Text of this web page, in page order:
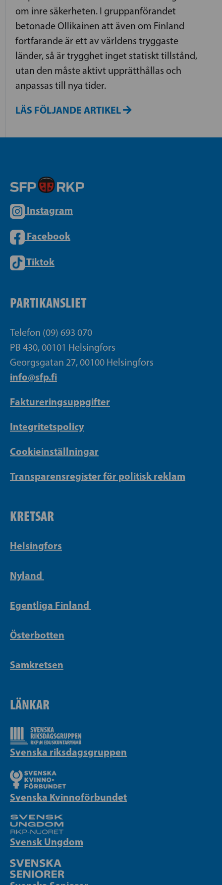
om inre säkerheten. I gruppanförandet
betonade Ollikainen att även om Finland
fortfarande är ett av världens tryggaste
länder, så är trygghet inget statiskt tillstånd,
utan den måste aktivt upprätthållas och
anpassas till nya tider.
LÄS FÖLJANDE ARTIKEL
Instagram
Facebook
Tiktok
PARTIKANSLIET
Telefon (09) 693 070
PB 430, 00101 Helsingfors
Georgsgatan 27, 00100 Helsingfors
info@sfp.fi
Faktureringsuppgifter
Integritetspolicy
Cookieinställningar
Transparensregister för politisk reklam
KRETSAR
Helsingfors
Nyland
Egentliga Finland
Österbotten
Samkretsen
LÄNKAR
Svenska riksdagsgruppen
Svenska Kvinnoförbundet
Svensk Ungdom